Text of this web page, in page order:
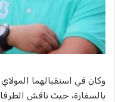
وكان في استقبالهما
بالسفارة، حيث ناقش